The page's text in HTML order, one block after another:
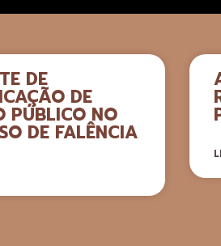
DE
DE
PÚBLICO NO
DE FALÊNCIA